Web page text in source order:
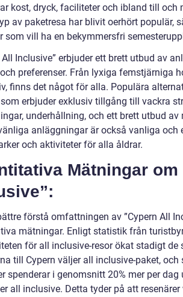
kost, dryck, faciliteter och ibland till och
av paketresa har blivit oerhört populär,
som vill ha en bekymmersfri
All Inclusive” erbjuder ett brett utbud av
preferenser. Från lyxiga femstjärniga
finns det något för alla. Populära
erbjuder exklusiv tillgång till vackra
underhållning, och ett brett utbud av
anläggningar är också vanliga och
och aktiviteter för alla åldrar.
Mätningar om
förstå omfattningen av ”Cypern All
mätningar. Enligt statistik från
för all inclusive-resor ökat stadigt de
till Cypern väljer all inclusive-paket,
spenderar i genomsnitt 20% mer per
all inclusive. Detta tyder på att